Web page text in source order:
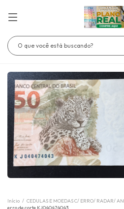
Início / CEDULAS E MOEDAS C/ ERRO/ RADAR/